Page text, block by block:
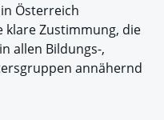
Österreich
klare Zustimmung, die
allen Bildungs-,
annähernd